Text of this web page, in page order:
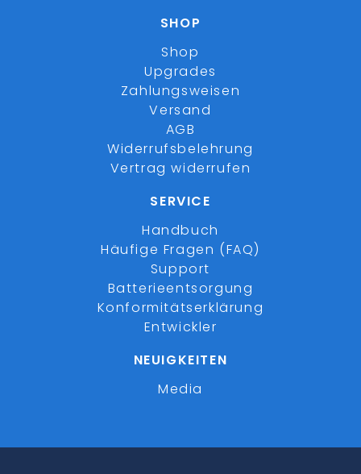
SHOP
Shop
Upgrades
Zahlungsweisen
Versand
AGB
Widerrufsbelehrung
Vertrag widerrufen
SERVICE
Handbuch
Häufige Fragen (FAQ)
Support
Batterieentsorgung
Konformitätserklärung
Entwickler
NEUIGKEITEN
Media